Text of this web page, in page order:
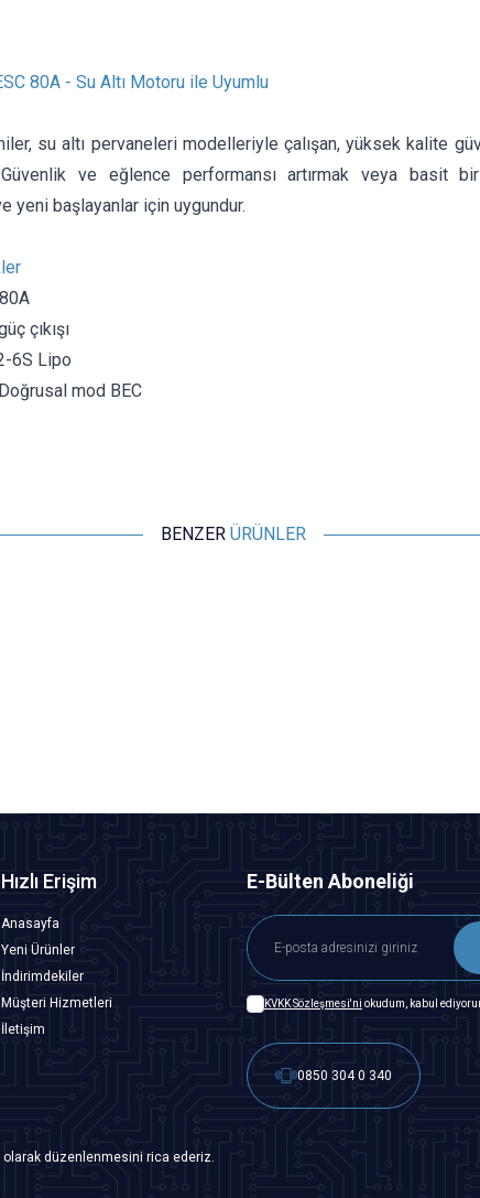
80A - Su Altı Motoru ile Uyumlu
su altı pervaneleri modelleriyle çalışan, yüksek kalite
Güvenlik ve eğlence performansı artırmak veya basit
yeni başlayanlar için uygundur.
çıkışı
6S Lipo
mod BEC
BENZER ÜRÜNLER
Hızlı Erişim
Anasayfa
Yeni Ürünler
İndirimdekiler
Müşteri Hizmetleri
İletişim
E-Bülten Aboneliği
KVKK Sözleşmesi'ni okudum, kabul
0850 304 0 340
olarak düzenlenmesini rica ederiz.